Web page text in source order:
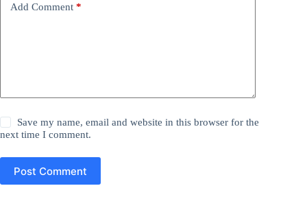
Add Comment *
Save my name, email and website in this browser for the
next time I comment.
Post Comment